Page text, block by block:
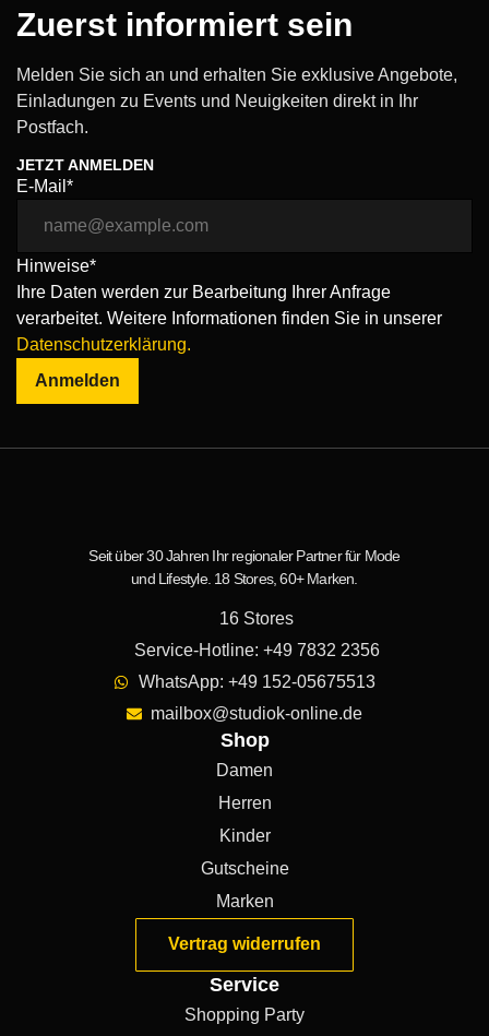
Zuerst informiert sein
Melden Sie sich an und erhalten Sie exklusive Angebote,
Einladungen zu Events und Neuigkeiten direkt in Ihr
Postfach.
JETZT ANMELDEN
E-Mail*
Hinweise*
Ihre Daten werden zur Bearbeitung Ihrer Anfrage
verarbeitet. Weitere Informationen finden Sie in unserer
Datenschutzerklärung.
Anmelden
Seit über 30 Jahren Ihr regionaler Partner für Mode
und Lifestyle. 18 Stores, 60+ Marken.
16 Stores
Service-Hotline: +49 7832 2356
WhatsApp: +49 152-05675513
mailbox@studiok-online.de
Shop
Damen
Herren
Kinder
Gutscheine
Marken
Vertrag widerrufen
Service
Shopping Party